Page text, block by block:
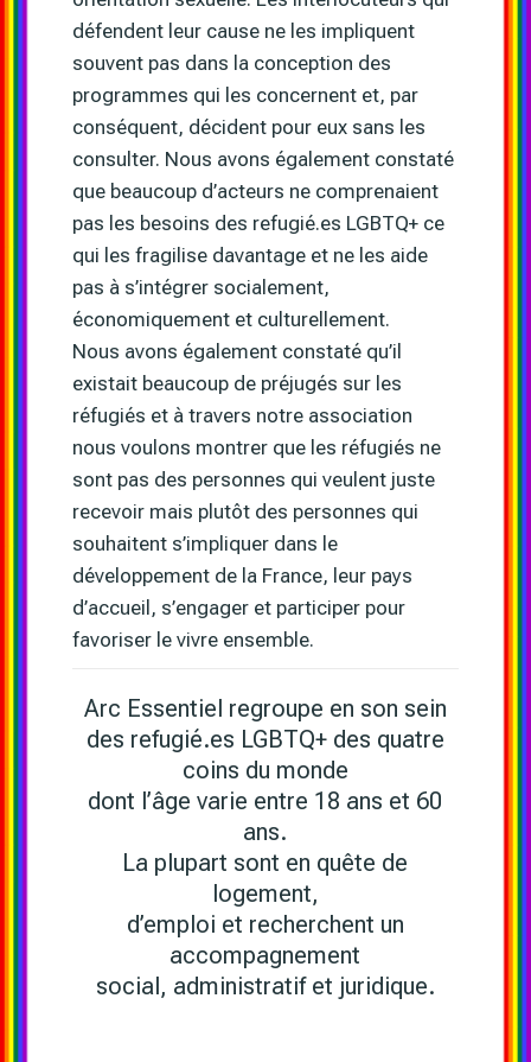
défendent leur cause ne les impliquent
souvent pas dans la conception des
programmes qui les concernent et, par
conséquent, décident pour eux sans les
consulter. Nous avons également constaté
que beaucoup d’acteurs ne comprenaient
pas les besoins des refugié.es LGBTQ+ ce
qui les fragilise davantage et ne les aide
pas à s’intégrer socialement,
économiquement et culturellement.
Nous avons également constaté qu’il
existait beaucoup de préjugés sur les
réfugiés et à travers notre association
nous voulons montrer que les réfugiés ne
sont pas des personnes qui veulent juste
recevoir mais plutôt des personnes qui
souhaitent s’impliquer dans le
développement de la France, leur pays
d’accueil, s’engager et participer pour
favoriser le vivre ensemble.
Arc Essentiel regroupe en son sein
des refugié.es LGBTQ+ des quatre
coins du monde
dont l’âge varie entre 18 ans et 60
ans.
La plupart sont en quête de
logement,
d’emploi et recherchent un
accompagnement
social, administratif et juridique.